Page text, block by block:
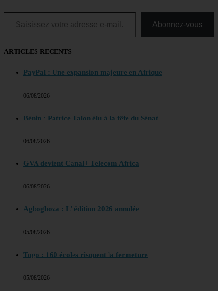
Saisissez votre adresse e-mail…
Abonnez-vous
ARTICLES RECENTS
PayPal : Une expansion majeure en Afrique
06/08/2026
Bénin : Patrice Talon élu à la tête du Sénat
06/08/2026
GVA devient Canal+ Telecom Africa
06/08/2026
Agbogboza : L’ édition 2026 annulée
05/08/2026
Togo : 160 écoles risquent la fermeture
05/08/2026